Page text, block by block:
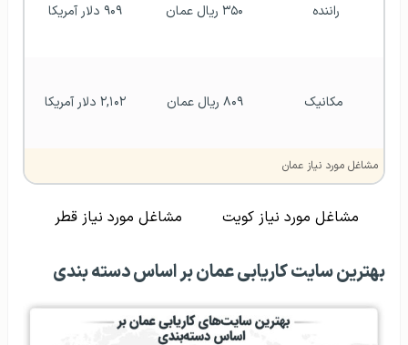
راننده ۳۵۰ ریال عمان ۹۰۹ دلار آمریکا
مکانیک ۸۰۹ ریال عمان ۲,۱۰۲ دلار آمریکا
مشاغل مورد نیاز عمان
مشاغل مورد نیاز کویت مشاغل مورد نیاز قطر
بهترین سایت کاریابی عمان بر اساس دسته‌ بندی